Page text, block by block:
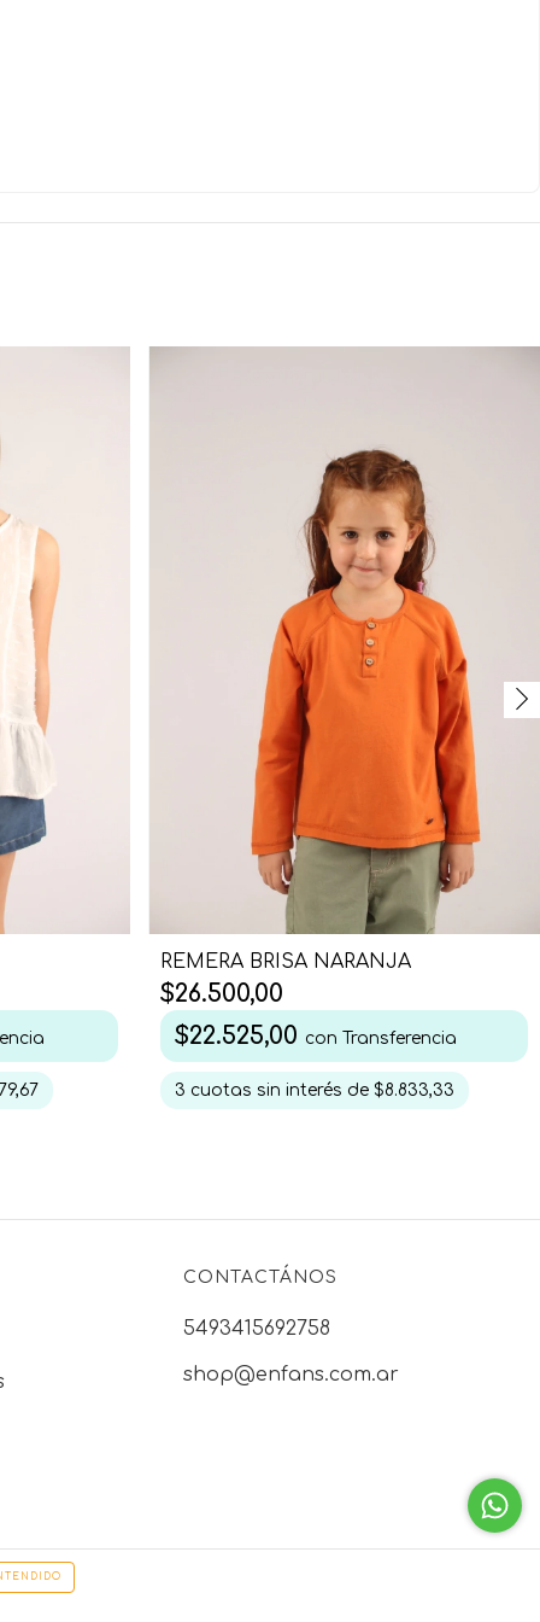
REMERA BRISA NARANJA
$26.500,00
$22.525,00 con Transferencia
3 cuotas sin interés de $8.833,33
CONTACTÁNOS
5493415692758
shop@enfans.com.ar